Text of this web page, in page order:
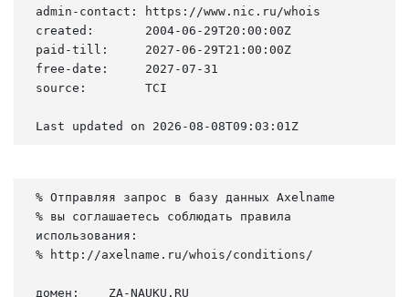
admin-contact: https://www.nic.ru/whois
created:       2004-06-29T20:00:00Z
paid-till:     2027-06-29T21:00:00Z
free-date:     2027-07-31
source:        TCI
Last updated on 2026-08-08T09:03:01Z
% Отправляя запрос в базу данных Axelname
% вы соглашаетесь соблюдать правила
использования:
% http://axelname.ru/whois/conditions/
домен:    ZA-NAUKU.RU